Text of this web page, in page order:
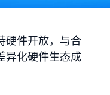
硬件开放，与合
异化硬件生态成